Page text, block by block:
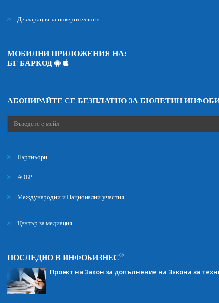
Декларация за поверителност
МОБИЛНИ ПРИЛОЖЕНИЯ НА:
БГ БАРКОД
АБОНИРАЙТЕ СЕ БЕЗПЛАТНО ЗА БЮЛЕТИН
Партньори
АОБР
Международни и Национални участия
Център за медиация
ПОСЛЕДНО В ИНФОБИЗНЕС®
Проект на Закон за допълнение на Закона за